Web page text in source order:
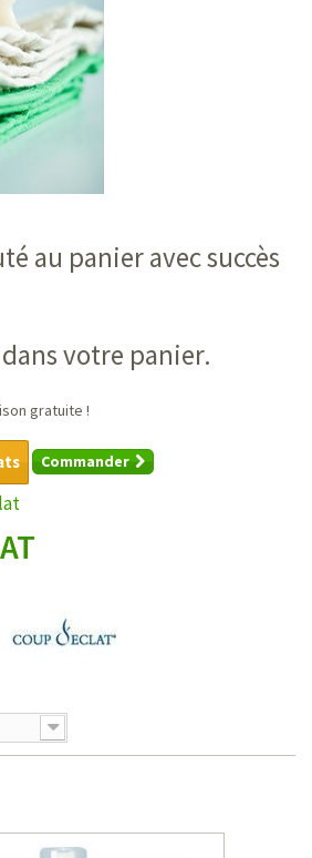
au panier avec succès
votre panier.
gratuite !
Commander